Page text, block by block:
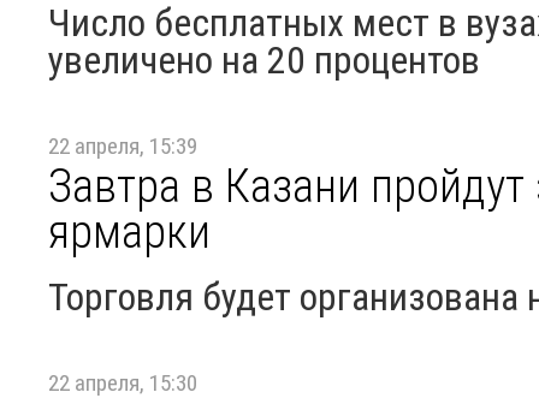
Число бесплатных мест в
увеличено на 20 процентов
22 апреля, 15:39
Завтра в Казани
ярмарки
Торговля будет
22 апреля, 15:30